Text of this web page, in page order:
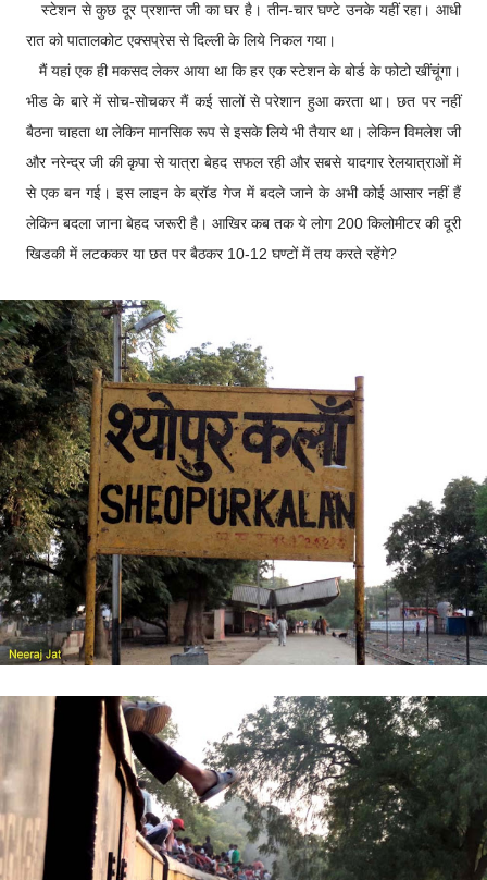
स्टेशन से कुछ दूर प्रशान्त जी का घर है। तीन-चार घण्टे उनके यहीं रहा। आधी
रात को पातालकोट एक्सप्रेस से दिल्ली के लिये निकल गया।
मैं यहां एक ही मकसद लेकर आया था कि हर एक स्टेशन के बोर्ड के फोटो खींचूंगा।
भीड के बारे में सोच-सोचकर मैं कई सालों से परेशान हुआ करता था। छत पर नहीं
बैठना चाहता था लेकिन मानसिक रूप से इसके लिये भी तैयार था। लेकिन विमलेश जी
और नरेन्द्र जी की कृपा से यात्रा बेहद सफल रही और सबसे यादगार रेलयात्राओं में
से एक बन गई। इस लाइन के ब्रॉड गेज में बदले जाने के अभी कोई आसार नहीं हैं
लेकिन बदला जाना बेहद जरूरी है। आखिर कब तक ये लोग 200 किलोमीटर की दूरी
खिडकी में लटककर या छत पर बैठकर 10-12 घण्टों में तय करते रहेंगे?